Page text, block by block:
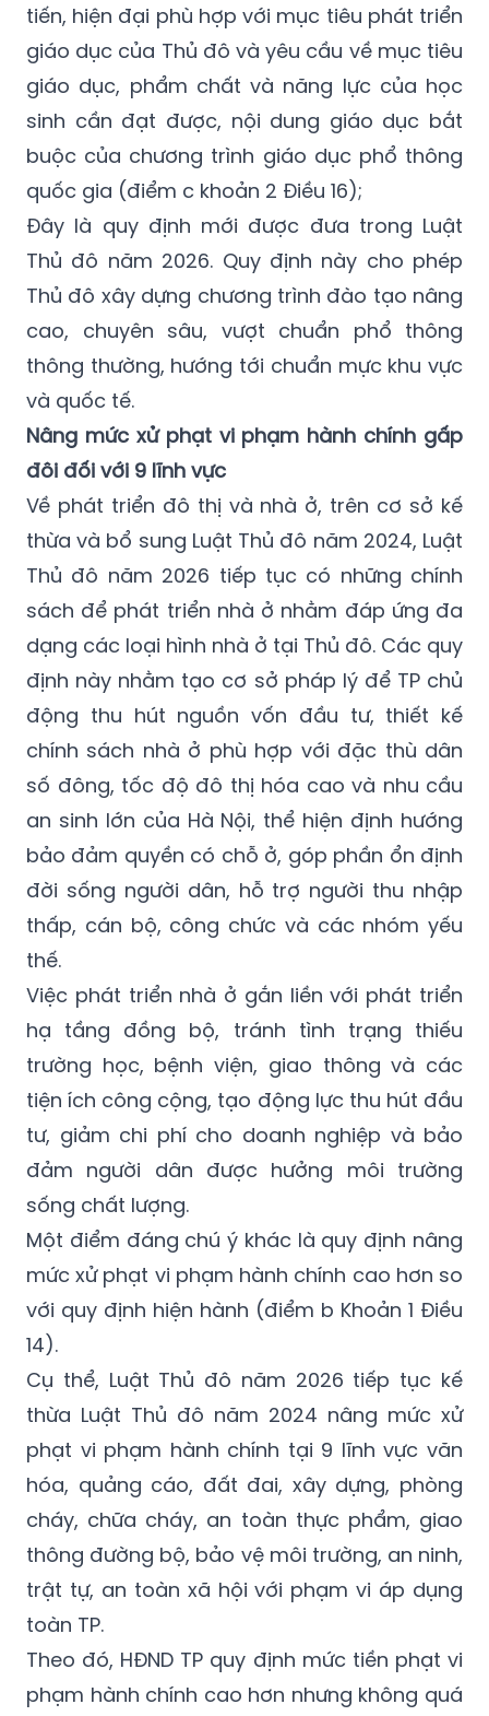
tiến, hiện đại phù hợp với mục tiêu phát triển
giáo dục của Thủ đô và yêu cầu về mục tiêu
giáo dục, phẩm chất và năng lực của học
sinh cần đạt được, nội dung giáo dục bắt
buộc của chương trình giáo dục phổ thông
quốc gia (điểm c khoản 2 Điều 16);
Đây là quy định mới được đưa trong Luật
Thủ đô năm 2026. Quy định này cho phép
Thủ đô xây dựng chương trình đào tạo nâng
cao, chuyên sâu, vượt chuẩn phổ thông
thông thường, hướng tới chuẩn mực khu vực
và quốc tế.
Nâng mức xử phạt vi phạm hành chính gấp
đôi đối với 9 lĩnh vực
Về phát triển đô thị và nhà ở, trên cơ sở kế
thừa và bổ sung Luật Thủ đô năm 2024, Luật
Thủ đô năm 2026 tiếp tục có những chính
sách để phát triển nhà ở nhằm đáp ứng đa
dạng các loại hình nhà ở tại Thủ đô. Các quy
định này nhằm tạo cơ sở pháp lý để TP chủ
động thu hút nguồn vốn đầu tư, thiết kế
chính sách nhà ở phù hợp với đặc thù dân
số đông, tốc độ đô thị hóa cao và nhu cầu
an sinh lớn của Hà Nội, thể hiện định hướng
bảo đảm quyền có chỗ ở, góp phần ổn định
đời sống người dân, hỗ trợ người thu nhập
thấp, cán bộ, công chức và các nhóm yếu
thế.
Việc phát triển nhà ở gắn liền với phát triển
hạ tầng đồng bộ, tránh tình trạng thiếu
trường học, bệnh viện, giao thông và các
tiện ích công cộng, tạo động lực thu hút đầu
tư, giảm chi phí cho doanh nghiệp và bảo
đảm người dân được hưởng môi trường
sống chất lượng.
Một điểm đáng chú ý khác là quy định nâng
mức xử phạt vi phạm hành chính cao hơn so
với quy định hiện hành (điểm b Khoản 1 Điều
14).
Cụ thể, Luật Thủ đô năm 2026 tiếp tục kế
thừa Luật Thủ đô năm 2024 nâng mức xử
phạt vi phạm hành chính tại 9 lĩnh vực văn
hóa, quảng cáo, đất đai, xây dựng, phòng
cháy, chữa cháy, an toàn thực phẩm, giao
thông đường bộ, bảo vệ môi trường, an ninh,
trật tự, an toàn xã hội với phạm vi áp dụng
toàn TP.
Theo đó, HĐND TP quy định mức tiền phạt vi
phạm hành chính cao hơn nhưng không quá